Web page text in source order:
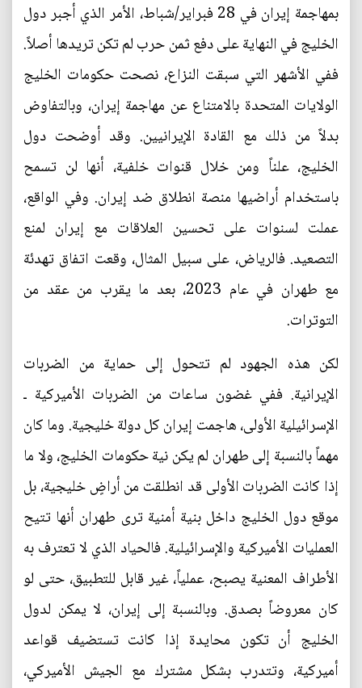
بمهاجمة إيران في 28 فبراير/شباط، الأمر الذي أجبر دول
الخليج في النهاية على دفع ثمن حرب لم تكن تريدها أصلاً.
ففي الأشهر التي سبقت النزاع، نصحت حكومات الخليج
الولايات المتحدة بالامتناع عن مهاجمة إيران، وبالتفاوض
بدلاً من ذلك مع القادة الإيرانيين. وقد أوضحت دول
الخليج، علناً ومن خلال قنوات خلفية، أنها لن تسمح
باستخدام أراضيها منصة انطلاق ضد إيران. وفي الواقع،
عملت لسنوات على تحسين العلاقات مع إيران لمنع
التصعيد. فالرياض، على سبيل المثال، وقعت اتفاق تهدئة
مع طهران في عام 2023، بعد ما يقرب من عقد من
التوترات.
لكن هذه الجهود لم تتحول إلى حماية من الضربات
الإيرانية. ففي غضون ساعات من الضربات الأميركية ـ
الإسرائيلية الأولى، هاجمت إيران كل دولة خليجية. وما كان
مهماً بالنسبة إلى طهران لم يكن نية حكومات الخليج، ولا ما
إذا كانت الضربات الأولى قد انطلقت من أراضٍ خليجية، بل
موقع دول الخليج داخل بنية أمنية ترى طهران أنها تتيح
العمليات الأميركية والإسرائيلية. فالحياد الذي لا تعترف به
الأطراف المعنية يصبح، عملياً، غير قابل للتطبيق، حتى لو
كان معروضاً بصدق. وبالنسبة إلى إيران، لا يمكن لدول
الخليج أن تكون محايدة إذا كانت تستضيف قواعد
أميركية، وتتدرب بشكل مشترك مع الجيش الأميركي،